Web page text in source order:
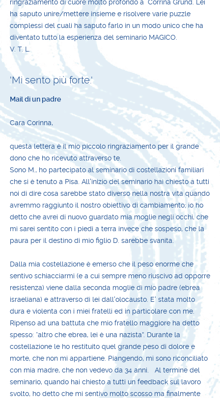
ringraziamento di cuore molto profondo a Corrina Grund. Lei
ha saputo unire/mettere insieme e risolvere varie puzzle
complessi del cuali ha saputo farlo in un modo unico che ha
diventato tutto la esperienza del seminario MAGICO.
V. T. L.
'Mi sento più forte.'
Mail di un padre
Cara Corinna,
questa lettera è il mio piccolo ringraziamento per il grande
dono che ho ricevuto attraverso te.
Sono M., ho partecipato al seminario di costellazioni familiari
che si è tenuto a Pisa. All'inizio del seminario hai chiesto a tutti
noi di dire cosa sarebbe stato diverso nella nostra vita quando
avremmo raggiunto il nostro obiettivo di cambiamento; io ho
detto che avrei di nuovo guardato mia moglie negli occhi, che
mi sarei sentito con i piedi a terra invece che sospeso, che la
paura per il destino di mio figlio D. sarebbe svanita.
Dalla mia costellazione è emerso che il peso enorme che
sentivo schiacciarmi (e a cui sempre meno riuscivo ad opporre
resistenza) viene dalla seconda moglie di mio padre (ebrea
israeliana) e attraverso di lei dall'olocausto. E' stata molto
dura e violenta con i miei fratelli ed in particolare con me.
Ripenso ad una battuta che mio fratello maggiore ha detto
spesso: “altro che ebrea, lei è una nazista”. Durante la
costellazione le ho restituito quel grande peso di dolore e
morte, che non mi appartiene. Piangendo, mi sono riconciliato
con mia madre, che non vedevo da 34 anni. Al termine del
seminario, quando hai chiesto a tutti un feedback sul lavoro
svolto, ho detto che mi sentivo molto scosso ma finalmente